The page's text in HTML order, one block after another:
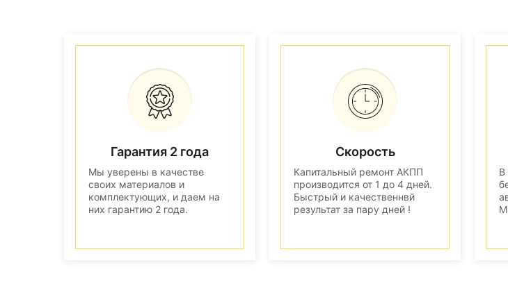
Гарантия 2 года
Мы уверены в качестве
своих материалов и
комплектующих, и даем на
них гарантию 2 года.
Скорость
Капитальный ремонт АКПП
производится от 1 до 4 дней.
Быстрый и качественнвй
результат за пару дней !
В